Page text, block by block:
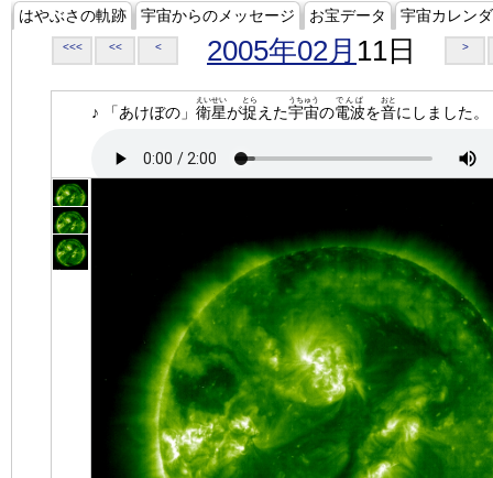
はやぶさの軌跡 宇宙からのメッセージ お宝データ 宇宙カレン
<<< << < 2005年02月 11日 >
♪ 「あけぼの」 衛星
えいせい
が捉
とら
えた宇宙
うちゅう
の電波
でんぱ
を音
おと
にしました。